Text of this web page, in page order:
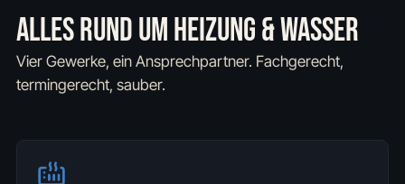
ALLES RUND UM HEIZUNG & WASSER
Vier Gewerke, ein Ansprechpartner. Fachgerecht,
termingerecht, sauber.